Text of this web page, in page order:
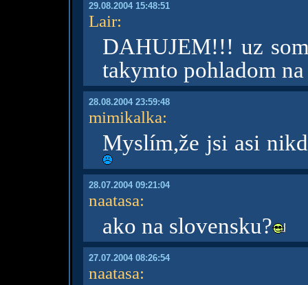
29.08.2004 15:48:51
Lair:
DAHUJEM!!! uz
takymto pohladom
28.08.2004 23:59:48
mimikalka:
Myslím,že jsi asi
28.07.2004 09:21:04
naatasa:
ako na slovensku?
27.07.2004 08:26:54
naatasa: